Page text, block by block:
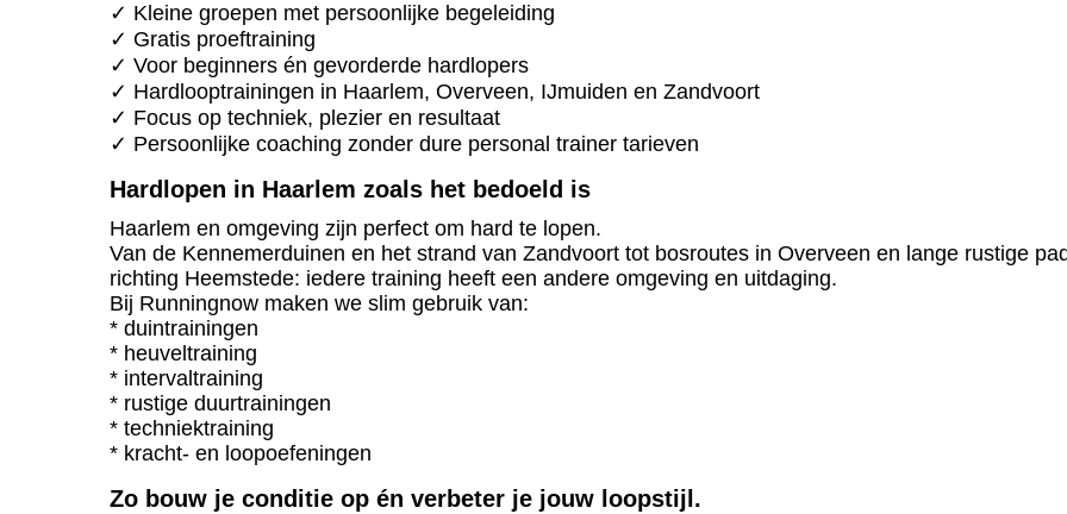
✓ Kleine groepen met persoonlijke begeleiding
✓ Gratis proeftraining
✓ Voor beginners én gevorderde hardlopers
✓ Hardlooptrainingen in Haarlem, Overveen, IJmuiden en Zandvoort
✓ Focus op techniek, plezier en resultaat
✓ Persoonlijke coaching zonder dure personal trainer tarieven
Hardlopen in Haarlem zoals het bedoeld is
Haarlem en omgeving zijn perfect om hard te lopen.
Van de Kennemerduinen en het strand van Zandvoort tot bosroutes in Overveen en lange rustige
richting Heemstede: iedere training heeft een andere omgeving en uitdaging.
Bij Runningnow maken we slim gebruik van:
* duintrainingen
* heuveltraining
* intervaltraining
* rustige duurtrainingen
* techniektraining
* kracht- en loopoefeningen
Zo bouw je conditie op én verbeter je jouw loopstijl.